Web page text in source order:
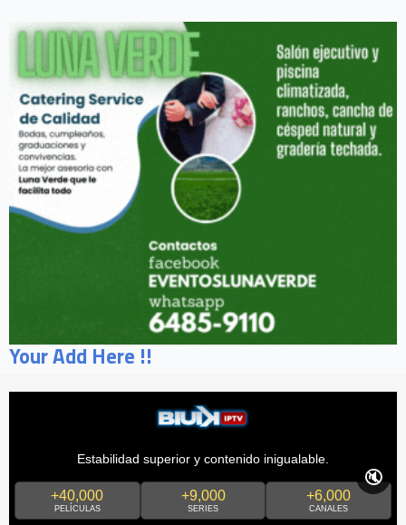
Your Add Here !!
Estabilidad superior y contenido inigualable.
+40,000
PELÍCULAS
+9,000
SERIES
+6,000
CANALES
🔇